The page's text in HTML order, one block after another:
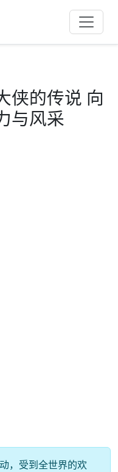
侠的传说 向
与风采
，受到全世界的欢